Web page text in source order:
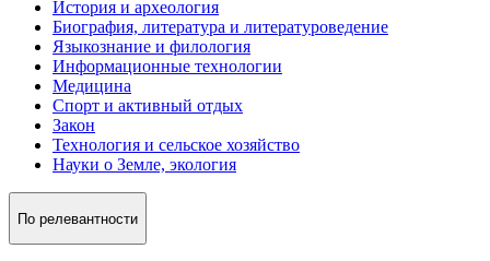
История и археология
Биография, литература и литературоведение
Языкознание и филология
Информационные технологии
Медицина
Спорт и активный oтдых
Закон
Технология и сельское хозяйство
Науки о Земле, экология
По релевантности